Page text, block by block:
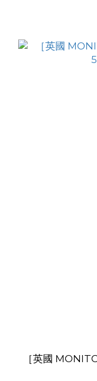
［英國